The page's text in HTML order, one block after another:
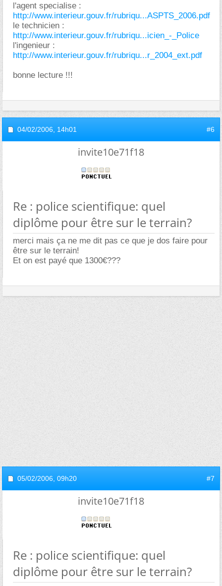
l'agent specialise :
http://www.interieur.gouv.fr/rubriqu...ASPTS_2006.pdf
le technicien :
http://www.interieur.gouv.fr/rubriqu...icien_-_Police
l'ingenieur :
http://www.interieur.gouv.fr/rubriqu...r_2004_ext.pdf
bonne lecture !!!
04/02/2006, 14h01 #6
invite10e71f18
Re : police scientifique: quel
diplôme pour être sur le terrain?
merci mais ça ne me dit pas ce que je dos faire pour
être sur le terrain!
Et on est payé que 1300€???
05/02/2006, 09h20 #7
invite10e71f18
Re : police scientifique: quel
diplôme pour être sur le terrain?